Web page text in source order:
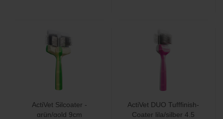
ActiVet Silcoater -
grün/gold 9cm
ActiVet DUO Tufffinish-
Coater lila/silber 4,5